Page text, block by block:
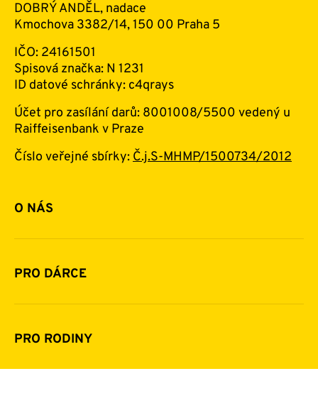
DOBRÝ ANDĚL, nadace
Kmochova 3382/14, 150 00 Praha 5
IČO: 24161501
Spisová značka: N 1231
ID datové schránky: c4qrays
Účet pro zasílání darů: 8001008/5500 vedený u
Raiffeisenbank v Praze
Číslo veřejné sbírky:Č.j.S-MHMP/1500734/2012
O NÁS
Základní informace o nadaci
Historie a zakladatelé
Financování
Pomoc v číslech
PRO DÁRCE
Jak pomáhat
Daňová uznatelnost darů
Další možnosti pomoci
PRO RODINY
Komu a jak pomáháme
Všeobecné nadační podmínky